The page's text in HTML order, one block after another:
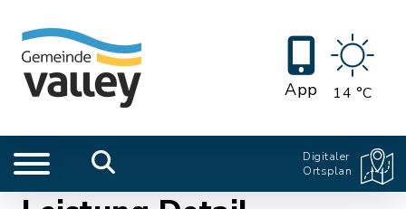
App 14 °C
Digitaler
Ortsplan